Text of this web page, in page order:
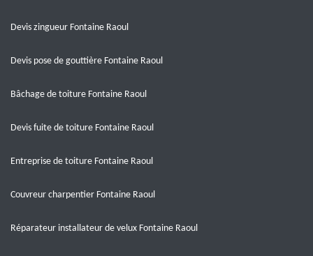
Devis zingueur Fontaine Raoul
Devis pose de gouttière Fontaine Raoul
Bâchage de toiture Fontaine Raoul
Devis fuite de toiture Fontaine Raoul
Entreprise de toiture Fontaine Raoul
Couvreur charpentier Fontaine Raoul
Réparateur installateur de velux Fontaine Raoul